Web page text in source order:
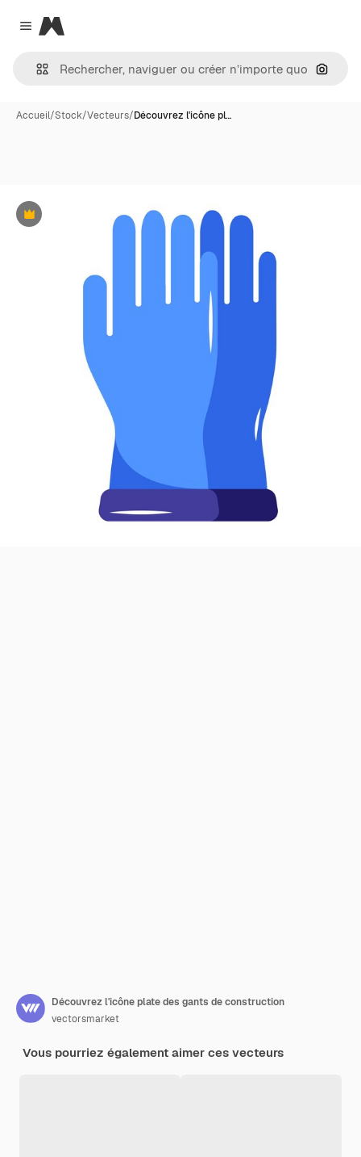
Close menu
Magnific
Accueil/Stock/Vecteurs/Découvrez l'icône pl…
Premium
Découvrez l'icône plate des gants de construction
vectorsmarket
Vous pourriez également aimer ces vecteurs